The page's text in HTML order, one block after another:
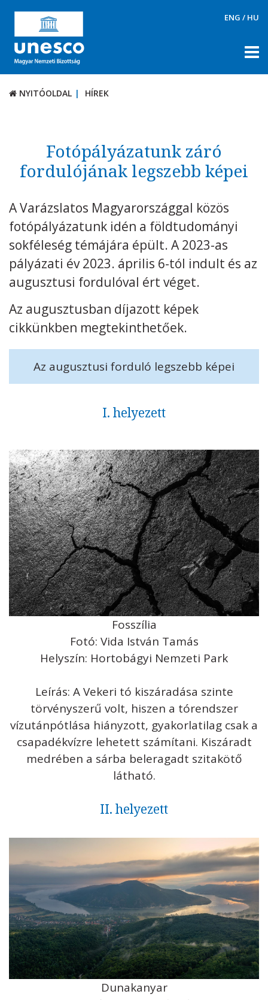
ENG / HU
NYITÓOLDAL HÍREK
TÉMÁK
DOKUMENTUMTÁR
KAPCSOLAT
Adatkezelési tájékoztató Impresszum
Technikai információk
RSS
NYITÓOLDAL HÍREK
Fotópályázatunk záró
fordulójának legszebb képei
A Varázslatos Magyarországgal közös
fotópályázatunk idén a földtudományi
sokféleség témájára épült. A 2023-as
pályázati év 2023. április 6-tól indult és az
augusztusi fordulóval ért véget.
Az augusztusban díjazott képek
cikkünkben megtekinthetőek.
Az augusztusi forduló legszebb képei
I. helyezett
Fosszília
Fotó: Vida István Tamás
Helyszín: Hortobágyi Nemzeti Park
Leírás: A Vekeri tó kiszáradása szinte
törvényszerű volt, hiszen a tórendszer
vízutánpótlása hiányzott, gyakorlatilag csak a
csapadékvízre lehetett számítani. Kiszáradt
medrében a sárba beleragadt szitakötő
látható.
II. helyezett
Dunakanyar